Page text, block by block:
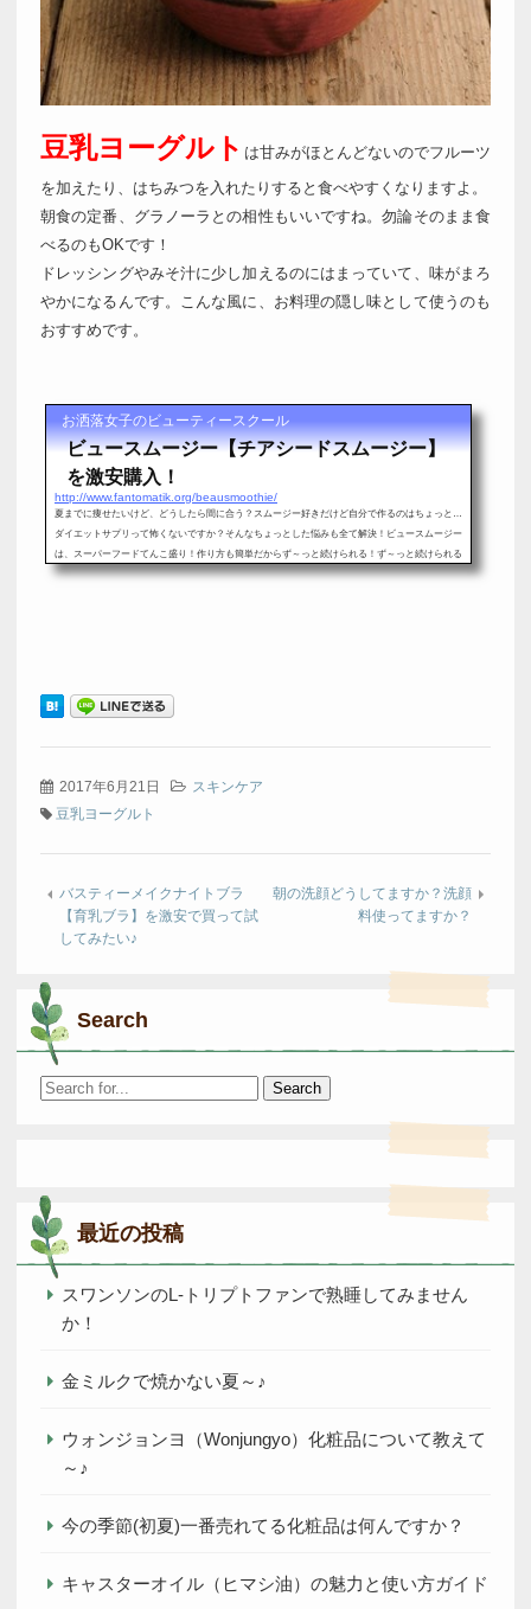
豆乳ヨーグルト は甘みがほとんどないのでフルーツ
を加えたり、はちみつを入れたりすると食べやすくなりますよ。
朝食の定番、グラノーラとの相性もいいですね。勿論そのまま食
べるのもOKです！
ドレッシングやみそ汁に少し加えるのにはまっていて、味がまろ
やかになるんです。こんな風に、お料理の隠し味として使うのも
おすすめです。
お洒落女子のビューティースクール
ビュースムージー【チアシードスムージー】
を激安購入！
http://www.fantomatik.org/beausmoothie/
夏までに痩せたいけど、どうしたら間に合う？スムージー好きだけど自分で作るのはちょっと…
ダイエットサプリって怖くないですか？そんなちょっとした悩みも全て解決！ビュースムージー
は、スーパーフードてんこ盛り！作り方も簡単だからず～っと続けられる！ず～っと続けられる
からグングンスリムに！⇒ビュースムージーはこちらビュースムージーを激安で手に入れるに
2017年6月21日
スキンケア
豆乳ヨーグルト
バスティーメイクナイトブラ
【育乳ブラ】を激安で買って試
してみたい♪
朝の洗顔どうしてますか？洗顔
料使ってますか？
Search
Search
最近の投稿
スワンソンのL-トリプトファンで熟睡してみません
か！
金ミルクで焼かない夏～♪
ウォンジョンヨ（Wonjungyo）化粧品について教えて
～♪
今の季節(初夏)一番売れてる化粧品は何んですか？
キャスターオイル（ヒマシ油）の魅力と使い方ガイド